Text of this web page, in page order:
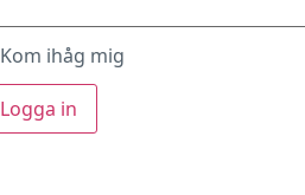
Kom ihåg mig